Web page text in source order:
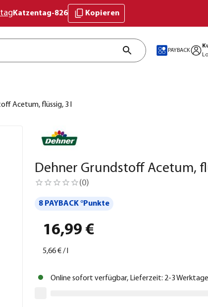
Katzentag-826 Kopieren
PAYBACK
Acetum, flüssig, 3 l
Dehner Grundstoff Acetum,
(0)
8 PAYBACK °Punkte
16,99 €
5,66 €/
Online sofort verfügbar, Lieferzeit: 2-3 Werktage